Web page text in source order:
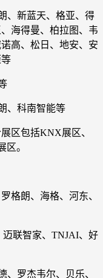
、新蓝天、格亚、得
海得曼、柏拉图、韦
高、松日、地安、安
、科南智能等
区包括KNX展区、
区。
格朗、海格、河东、
迈联智家、TNJAI、好
、罗杰韦尔、贝乐、